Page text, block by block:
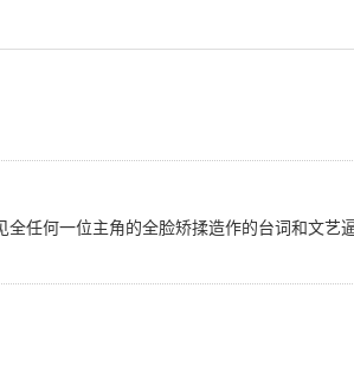
任何一位主角的全脸矫揉造作的台词和文